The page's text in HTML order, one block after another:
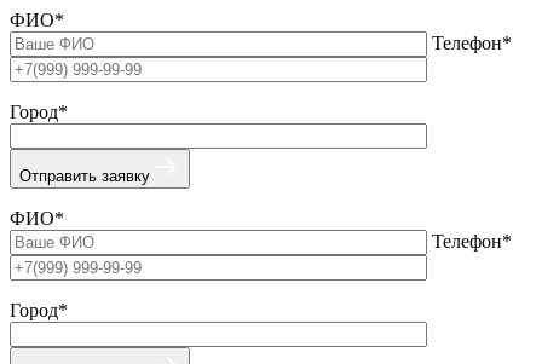
ФИО*
Телефон*
Город*
Отправить заявку
ФИО*
Телефон*
Город*